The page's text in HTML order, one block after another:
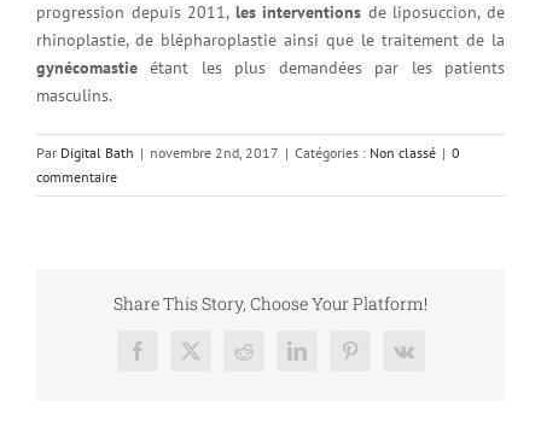
progression depuis 2011, les interventions de liposuccion, de
rhinoplastie, de blépharoplastie ainsi que le traitement de la
gynécomastie étant les plus demandées par les patients
masculins.
Par Digital Bath | novembre 2nd, 2017 | Catégories : Non classé | 0
commentaire
Share This Story, Choose Your Platform!
Facebook
X RedditLinkedInPinterest
Vk